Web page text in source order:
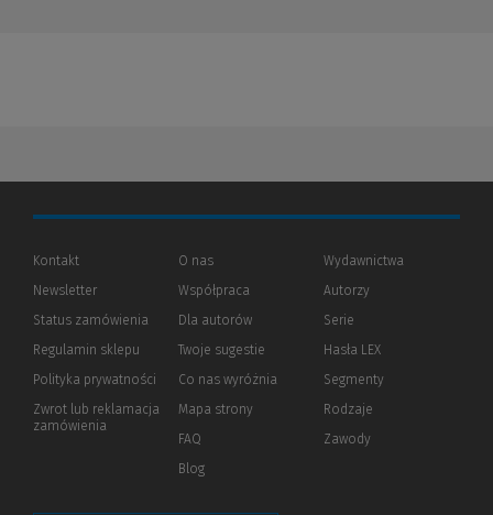
Kontakt
Newsletter
Status zamówienia
Regulamin sklepu
Polityka prywatności (Nowe
(Link
innej
Zwrot lub reklamacja
zamówienia
O nas
Współpraca
Dla autorów(Nowe
(Link
innej
Twoje sugestie
Co nas wyróżnia
Mapa strony
FAQ
Blog
Wydawnictwa
Autorzy
Serie
Hasła LEX
Segmenty
Rodzaje
Zawody